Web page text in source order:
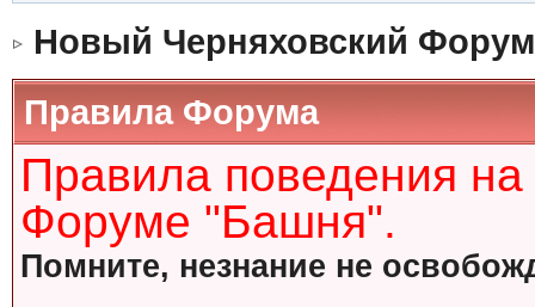
Новый Черняховский Форум
Правила Форума
Правила поведения
Форуме "Башня".
Помните, незнание не